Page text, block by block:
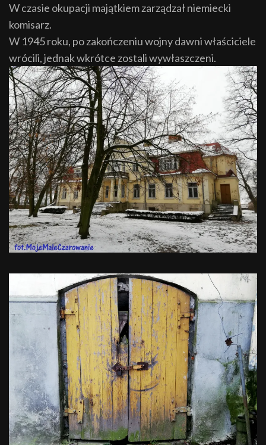
W czasie okupacji majątkiem zarządzał niemiecki
komisarz.
W 1945 roku, po zakończeniu wojny dawni właściciele
wrócili, jednak wkrótce zostali wywłaszczeni.